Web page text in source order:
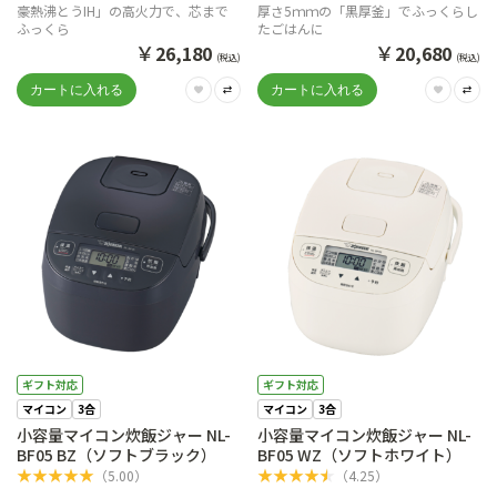
豪熱沸とうIH」の高火力で、芯まで
ふっくら
￥26,180 (税込)
厚さ5ｍｍの「黒厚釜」でふっくらし
たごはんに
￥20,680 (税込)
ギフト対応
マイコン
3合
小容量マイコン炊飯ジャー NL-
BF05 BZ（ソフトブラック）
★★★★★ （5.00）
ギフト対応
マイコン
3合
小容量マイコン炊飯ジャー NL-
BF05 WZ（ソフトホワイト）
★★★★★ （4.25）